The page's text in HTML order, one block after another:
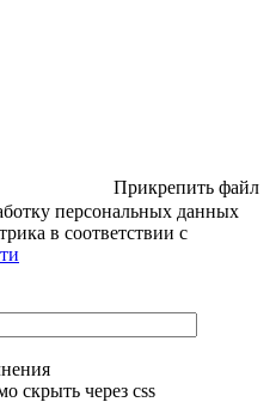
Прикрепить файл
персональных данных
в соответствии с
скрыть через css